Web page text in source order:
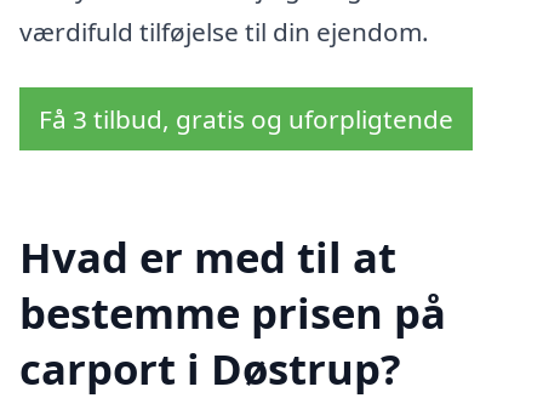
værdifuld tilføjelse til din ejendom.
Få 3 tilbud, gratis og uforpligtende
Hvad er med til at
bestemme prisen på
carport i Døstrup?